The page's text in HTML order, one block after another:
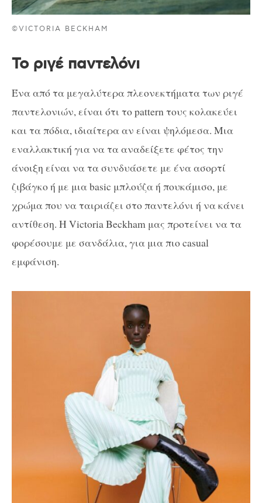
©VICTORIA BECKHAM
Το ριγέ παντελόνι
Ένα από τα μεγαλύτερα πλεονεκτήματα των ριγέ
παντελονιών, είναι ότι το pattern τους κολακεύει
και τα πόδια, ιδιαίτερα αν είναι ψηλόμεσα. Μια
εναλλακτική για να τα αναδείξετε φέτος την
άνοιξη είναι να τα συνδυάσετε με ένα ασορτί
ζιβάγκο ή με μια basic μπλούζα ή πουκάμισο, με
χρώμα που να ταιριάζει στο παντελόνι ή να κάνει
αντίθεση. Η Victoria Beckham μας προτείνει να τα
φορέσουμε με σανδάλια, για μια πιο casual
εμφάνιση.